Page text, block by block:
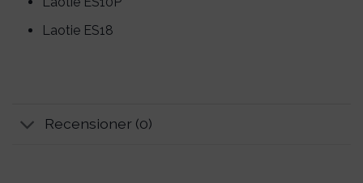
Laotie ES18
Recensioner (0)